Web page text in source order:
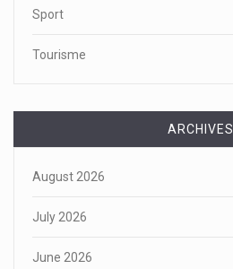
Sport
Tourisme
ARCHIVES
August 2026
July 2026
June 2026